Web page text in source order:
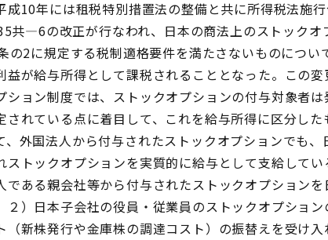
成10年には租税特別措置法の整備と共に所得税法施
共―6の改正が行なわれ、日本の商法上のストックオ
の2に規定する税制適格要件を満たさないものについ
益が給与所得として課税されることとなった。この
ション制度では、ストックオプションの付与対象者
されている点に着目して、これを給与所得に区分した
外国法人から付与されたストックオプションでも、
ストックオプションを実質的に給与として支給してい
である親会社等から付与されたストックオプション
２）日本子会社の役員・従業員のストックオプショ
（新株発行や金庫株の調達コスト）の振替えを受け